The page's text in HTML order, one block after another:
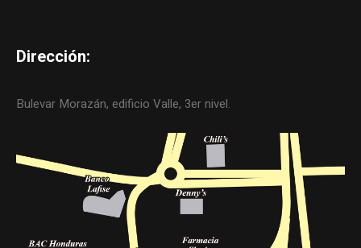
Dirección:
Bulevar Morazán, edificio Valle, 3er nivel.